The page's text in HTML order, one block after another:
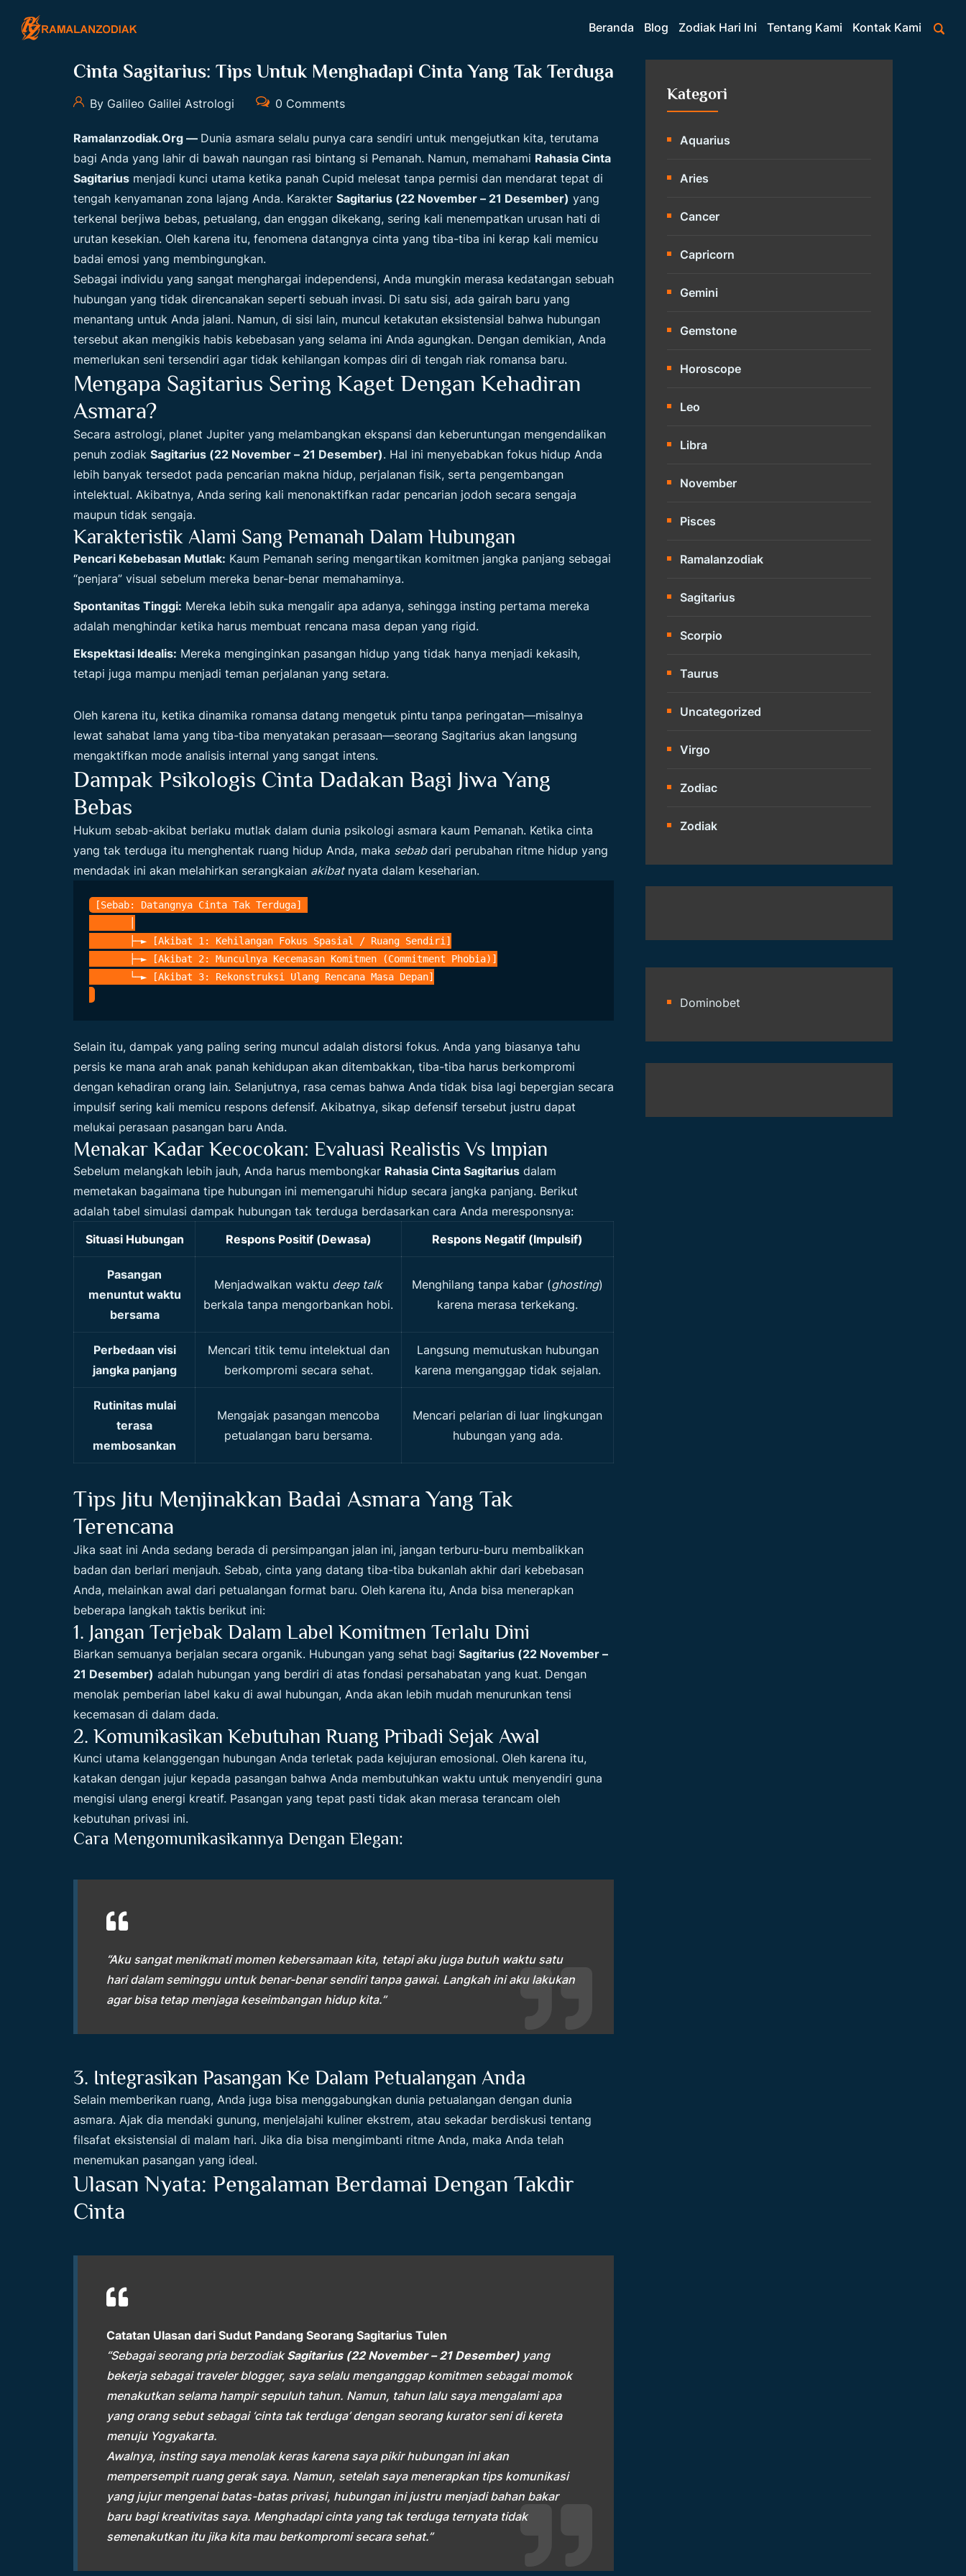
Beranda Blog Zodiak Hari Ini Tentang Kami Kontak Kami
Cinta Sagitarius: Tips Untuk Menghadapi Cinta Yang Tak Terduga
By Galileo Galilei Astrologi 0 Comments
Ramalanzodiak.org — Dunia asmara selalu punya cara sendiri untuk mengejutkan kita, terutama
bagi Anda yang lahir di bawah naungan rasi bintang si Pemanah. Namun, memahami Rahasia Cinta
Sagitarius menjadi kunci utama ketika panah Cupid melesat tanpa permisi dan mendarat tepat di
tengah kenyamanan zona lajang Anda. Karakter Sagitarius (22 November – 21 Desember) yang
terkenal berjiwa bebas, petualang, dan enggan dikekang, sering kali menempatkan urusan hati di
urutan kesekian. Oleh karena itu, fenomena datangnya cinta yang tiba-tiba ini kerap kali memicu
badai emosi yang membingungkan.
Sebagai individu yang sangat menghargai independensi, Anda mungkin merasa kedatangan sebuah
hubungan yang tidak direncanakan seperti sebuah invasi. Di satu sisi, ada gairah baru yang
menantang untuk Anda jalani. Namun, di sisi lain, muncul ketakutan eksistensial bahwa hubungan
tersebut akan mengikis habis kebebasan yang selama ini Anda agungkan. Dengan demikian, Anda
memerlukan seni tersendiri agar tidak kehilangan kompas diri di tengah riak romansa baru.
Mengapa Sagitarius Sering Kaget Dengan Kehadiran
Asmara?
Secara astrologi, planet Jupiter yang melambangkan ekspansi dan keberuntungan mengendalikan
penuh zodiak Sagitarius (22 November – 21 Desember). Hal ini menyebabkan fokus hidup Anda
lebih banyak tersedot pada pencarian makna hidup, perjalanan fisik, serta pengembangan
intelektual. Akibatnya, Anda sering kali menonaktifkan radar pencarian jodoh secara sengaja
maupun tidak sengaja.
Karakteristik Alami Sang Pemanah Dalam Hubungan
Pencari Kebebasan Mutlak: Kaum Pemanah sering mengartikan komitmen jangka panjang sebagai
“penjara” visual sebelum mereka benar-benar memahaminya.
Spontanitas Tinggi: Mereka lebih suka mengalir apa adanya, sehingga insting pertama mereka
adalah menghindar ketika harus membuat rencana masa depan yang rigid.
Ekspektasi Idealis: Mereka menginginkan pasangan hidup yang tidak hanya menjadi kekasih,
tetapi juga mampu menjadi teman perjalanan yang setara.
Oleh karena itu, ketika dinamika romansa datang mengetuk pintu tanpa peringatan—misalnya
lewat sahabat lama yang tiba-tiba menyatakan perasaan—seorang Sagitarius akan langsung
mengaktifkan mode analisis internal yang sangat intens.
Dampak Psikologis Cinta Dadakan Bagi Jiwa Yang
Bebas
Hukum sebab-akibat berlaku mutlak dalam dunia psikologi asmara kaum Pemanah. Ketika cinta
yang tak terduga itu menghentak ruang hidup Anda, maka sebabdari perubahan ritme hidup yang
mendadak ini akan melahirkan serangkaian akibatnyata dalam keseharian.
[Sebab: Datangnya Cinta Tak Terduga]
       ├─► [Akibat 1: Kehilangan Fokus Spasial / Ruang Sendiri]
       ├─► [Akibat 2: Munculnya Kecemasan Komitmen (Commitment Phobia)]
Selain itu, dampak yang paling sering muncul adalah distorsi fokus. Anda yang biasanya tahu
persis ke mana arah anak panah kehidupan akan ditembakkan, tiba-tiba harus berkompromi
dengan kehadiran orang lain. Selanjutnya, rasa cemas bahwa Anda tidak bisa lagi bepergian secara
impulsif sering kali memicu respons defensif. Akibatnya, sikap defensif tersebut justru dapat
melukai perasaan pasangan baru Anda.
Menakar Kadar Kecocokan: Evaluasi Realistis Vs Impian
Sebelum melangkah lebih jauh, Anda harus membongkar Rahasia Cinta Sagitarius dalam
memetakan bagaimana tipe hubungan ini memengaruhi hidup secara jangka panjang. Berikut
adalah tabel simulasi dampak hubungan tak terduga berdasarkan cara Anda meresponsnya:
Situasi Hubungan
Respons Positif (Dewasa) Respons Negatif (Impulsif)
Pasangan
menuntut waktu
bersama
Menjadwalkan waktu deep talk
berkala tanpa mengorbankan hobi.
Menghilang tanpa kabar (ghosting)
karena merasa terkekang.
Perbedaan visi
jangka panjang
Mencari titik temu intelektual dan
berkompromi secara sehat.
Langsung memutuskan hubungan
karena menganggap tidak sejalan.
Rutinitas mulai
terasa
membosankan
Mengajak pasangan mencoba
petualangan baru bersama.
Mencari pelarian di luar lingkungan
hubungan yang ada.
Tips Jitu Menjinakkan Badai Asmara Yang Tak
Terencana
Jika saat ini Anda sedang berada di persimpangan jalan ini, jangan terburu-buru membalikkan
badan dan berlari menjauh. Sebab, cinta yang datang tiba-tiba bukanlah akhir dari kebebasan
Anda, melainkan awal dari petualangan format baru. Oleh karena itu, Anda bisa menerapkan
beberapa langkah taktis berikut ini:
1. Jangan Terjebak Dalam Label Komitmen Terlalu Dini
Biarkan semuanya berjalan secara organik. Hubungan yang sehat bagi Sagitarius (22 November –
21 Desember) adalah hubungan yang berdiri di atas fondasi persahabatan yang kuat. Dengan
menolak pemberian label kaku di awal hubungan, Anda akan lebih mudah menurunkan tensi
kecemasan di dalam dada.
2. Komunikasikan Kebutuhan Ruang Pribadi Sejak Awal
Kunci utama kelanggengan hubungan Anda terletak pada kejujuran emosional. Oleh karena itu,
katakan dengan jujur kepada pasangan bahwa Anda membutuhkan waktu untuk menyendiri guna
mengisi ulang energi kreatif. Pasangan yang tepat pasti tidak akan merasa terancam oleh
kebutuhan privasi ini.
Cara Mengomunikasikannya Dengan Elegan:
“Aku sangat menikmati momen kebersamaan kita, tetapi aku juga butuh waktu satu
hari dalam seminggu untuk benar-benar sendiri tanpa gawai. Langkah ini aku lakukan
agar bisa tetap menjaga keseimbangan hidup kita.”
3. Integrasikan Pasangan Ke Dalam Petualangan Anda
Selain memberikan ruang, Anda juga bisa menggabungkan dunia petualangan dengan dunia
asmara. Ajak dia mendaki gunung, menjelajahi kuliner ekstrem, atau sekadar berdiskusi tentang
filsafat eksistensial di malam hari. Jika dia bisa mengimbanti ritme Anda, maka Anda telah
menemukan pasangan yang ideal.
Ulasan Nyata: Pengalaman Berdamai Dengan Takdir
Cinta
Catatan Ulasan dari Sudut Pandang Seorang Sagitarius Tulen
“Sebagai seorang pria berzodiakSagitarius (22 November – 21 Desember) yang
bekerja sebagai traveler blogger, saya selalu menganggap komitmen sebagai momok
menakutkan selama hampir sepuluh tahun. Namun, tahun lalu saya mengalami apa
yang orang sebut sebagai ‘cinta tak terduga’ dengan seorang kurator seni di kereta
menuju Yogyakarta.
Awalnya, insting saya menolak keras karena saya pikir hubungan ini akan
mempersempit ruang gerak saya. Namun, setelah saya menerapkan tips komunikasi
yang jujur mengenai batas-batas privasi, hubungan ini justru menjadi bahan bakar
baru bagi kreativitas saya. Menghadapi cinta yang tak terduga ternyata tidak
semenakutkan itu jika kita mau berkompromi secara sehat.”
Kategori
Aquarius
Aries
Cancer
Capricorn
Gemini
Gemstone
Horoscope
Leo
Libra
November
Pisces
Ramalanzodiak
Sagitarius
Scorpio
Taurus
Uncategorized
Virgo
Zodiac
Zodiak
Dominobet